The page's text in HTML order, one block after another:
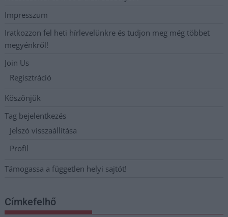
Impresszum
Iratkozzon fel heti hírlevelünkre és tudjon meg még többet
megyénkről!
Join Us
Regisztráció
Köszönjük
Tag bejelentkezés
Jelszó visszaállítása
Profil
Támogassa a független helyi sajtót!
Címkefelhő